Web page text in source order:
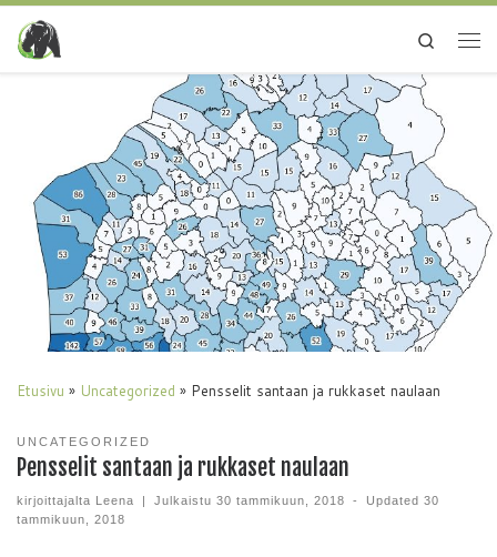
Search
Etusivu » Uncategorized » Pensselit santaan ja rukkaset naulaan
UNCATEGORIZED
Pensselit santaan ja rukkaset naulaan
kirjoittajalta Leena | Julkaistu30 tammikuun, 2018 - Updated30
tammikuun, 2018